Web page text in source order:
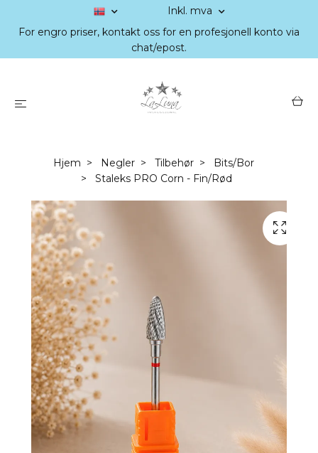
Inkl. mva
For engro priser, kontakt oss for en profesjonell konto via
chat/epost.
Hjem Negler Tilbehør
Bits/Bor
Staleks PRO Corn - Fin/Rød